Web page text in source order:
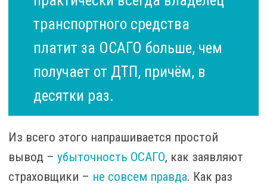
транспортного средства
платит за ОСАГО больше, чем
получает от ДТП, причём, в
десятки раз.
Из всего этого напрашивается простой
вывод – убыточность ОСАГО, как заявляют
страховщики – не совсем правда. Как раз